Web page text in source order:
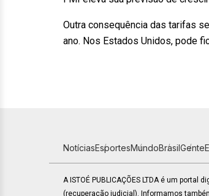
Outra consequência das tarifas
ano. Nos Estados Unidos, pode
NotíciasEsportesMundoBrasilGente
A ISTOÉ PUBLICAÇÕES LTDA é um portal
(recuperação judicial). Informamos